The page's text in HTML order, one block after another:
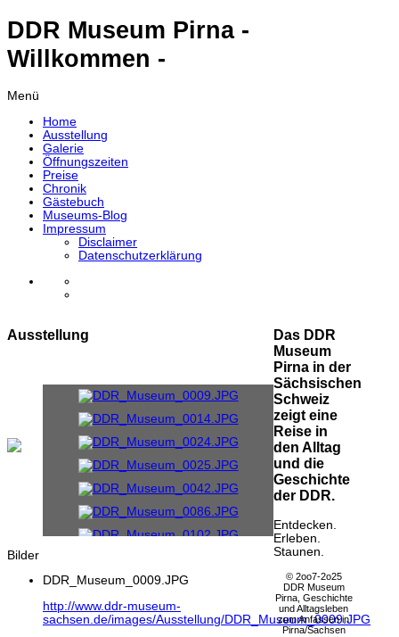
DDR Museum Pirna -
Willkommen -
Menü
Home
Ausstellung
Galerie
Öffnungszeiten
Preise
Chronik
Gästebuch
Museums-Blog
Impressum
Disclaimer
Datenschutzerklärung
Ausstellung
Bilder
DDR_Museum_0009.JPG
http://www.ddr-museum-
sachsen.de/images/Ausstellung/DDR_Museum_0009.JPG
Das DDR
Museum
Pirna in der
Sächsischen
Schweiz
zeigt eine
Reise in
den Alltag
und die
Geschichte
der DDR.
Entdecken.
Erleben.
Staunen.
© 2oo7-2o25
DDR Museum
Pirna, Geschichte
und Alltagsleben
zum Anfassen in
Pirna/Sachsen